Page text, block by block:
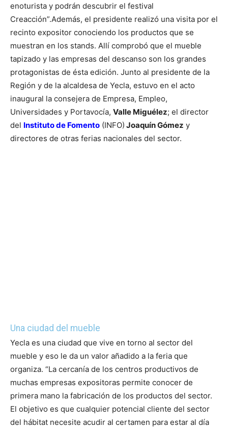
enoturista y podrán descubrir el festival
Creacción”.Además, el presidente realizó una visita por el
recinto expositor conociendo los productos que se
muestran en los stands. Allí comprobó que el mueble
tapizado y las empresas del descanso son los grandes
protagonistas de ésta edición. Junto al presidente de la
Región y de la alcaldesa de Yecla, estuvo en el acto
inaugural la consejera de Empresa, Empleo,
Universidades y Portavocía, Valle Miguélez; el director
del Instituto de Fomento (INFO) Joaquín Gómez y
directores de otras ferias nacionales del sector.
Una ciudad del mueble
Yecla es una ciudad que vive en torno al sector del
mueble y eso le da un valor añadido a la feria que
organiza. “La cercanía de los centros productivos de
muchas empresas expositoras permite conocer de
primera mano la fabricación de los productos del sector.
El objetivo es que cualquier potencial cliente del sector
del hábitat necesite acudir al certamen para estar al día